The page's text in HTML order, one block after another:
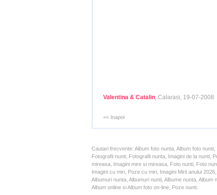
Valentina & Catalin, Calarasi, 19-07-2008
<< Inapoi
Cautari frecvente: Album foto nunta, Album foto
Fotografii nunti, Fotografii nunta, Imagini de la nunti,
mireasa, Imagini mire si mireasa, Foto nunti, Foto
Imagini cu miri, Poze cu miri, Imagini Mirii anului
Albumuri nunta, Albumuri nunti, Albume nunta,
Album online si Album foto on-line, Poze nunti.